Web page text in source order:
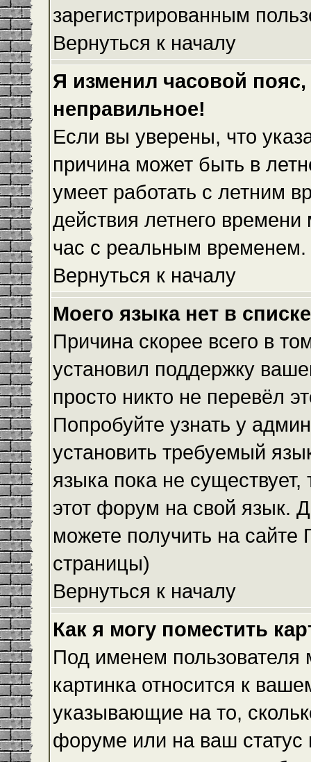
зарегистрированным
Вернуться к началу
Я изменил часовой
неправильное!
Если вы уверены, что
причина может быть в
умеет работать с летним
действия летнего
час с реальным временем.
Вернуться к началу
Моего языка нет в
Причина скорее всего в
установил поддержку
просто никто не перевёл
Попробуйте узнать у
установить требуемый
языка пока не
этот форум на свой язык.
можете получить на сайте
страницы)
Вернуться к началу
Как я могу поместить
Под именем пользователя
картинка относится к
указывающие на то,
форуме или на ваш